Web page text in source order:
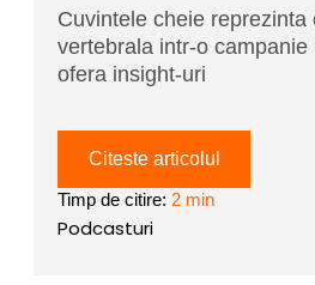
Cuvintele cheie reprezinta
vertebrala intr-o campanie
ofera insight-uri
Citeste articolul
Timp de citire: 2 min
Podcasturi